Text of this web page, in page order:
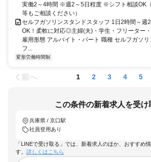
実働2～4時間 ※週2～5日程度 ※シフト相談OK
等もご相談ください）
セルフガソリンスタンドスタッフ 1日2時間～週
OK！柔軟に対応◎主婦(夫)・学生・フリーター
雇用形態 アルバイト・パート 職種 セルフガソ
フ...
変形労働時間制
前へ 1 2 3 4 5
この条件の新着求人を受け
兵庫県 / 京口駅
社員登用あり
「LINEで受け取る」では、新着求人のほか、おすすめ
す。 詳しくはこちら